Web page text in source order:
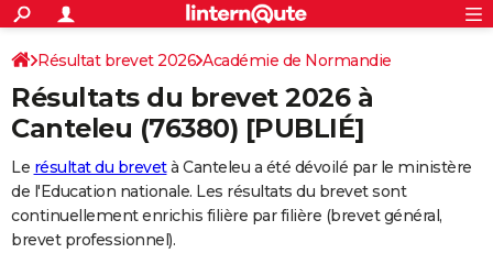
ACTUALITÉS
Politique
Société
Faits Divers
Education
Monde
Villes
+
SPORT
Coupe du monde 2026
Football
Tennis
Cyclisme
Rugby
Forum
FINANCE
Retraite
Impôts
Epargne
Immobilier
Risques naturels par ville
Banque
Assurance
Crédit
Essais
Réserver un essai
Citadines
Berlines
SUV
Forum auto
+
HIGH-TECH
Rechercher
S'inscrire
Connexion
Résultat brevet 2026 Académie de Normandie
Résultats du brevet 2026 à
Canteleu (76380) [PUBLIÉ]
Le résultat du brevetà Canteleu a été dévoilé par le ministère
de l'Education nationale. Les résultats du brevet sont
continuellement enrichis filière par filière (brevet général,
brevet professionnel).